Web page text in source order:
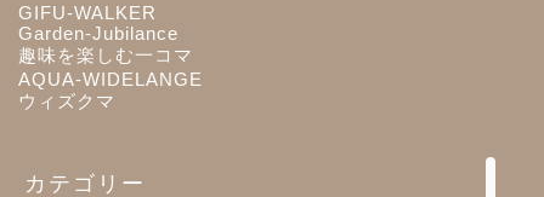
GIFU-WALKER
Garden-Jubilance
趣味を楽しむ一コマ
AQUA-WIDELANGE
ウィズクマ
カテゴリー